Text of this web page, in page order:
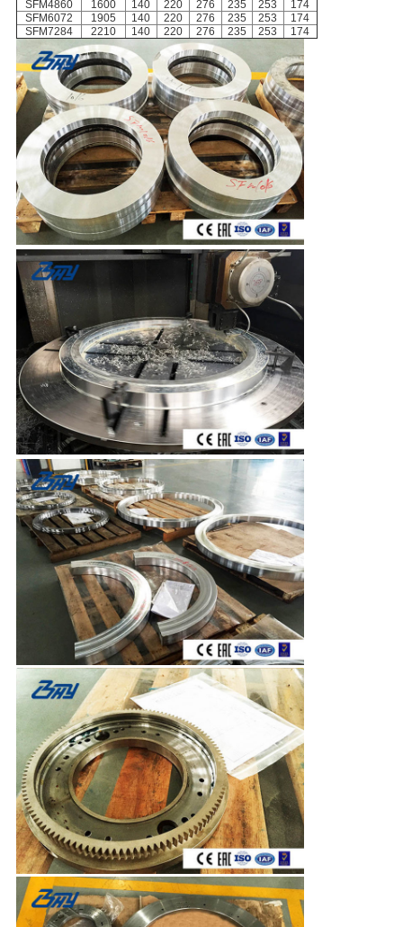
SFM4860 1600 140 220 276 235 253
174
SFM6072
1905 140 220 276 235 253
174
SFM7284
2210 140 220 276 235 253 174